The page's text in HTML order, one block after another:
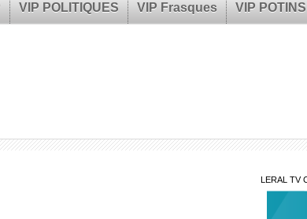
VIP POLITIQUES VIP Frasques VIP POTINS
LERAL TV